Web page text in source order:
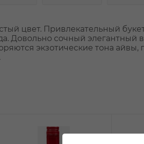
цвет. Привлекательный
Довольно сочный элегантный
экзотические тона